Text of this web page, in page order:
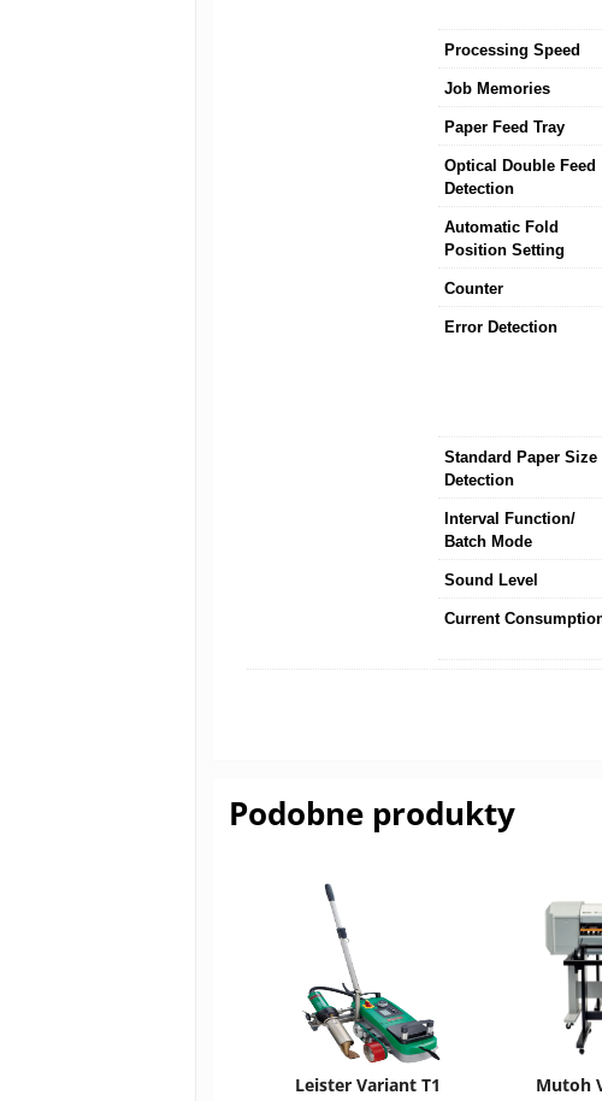
Processing Speed
Job Memories
Paper Feed Tray
Optical Double Feed
Detection
Automatic Fold
Position Setting
Counter
Error Detection
Standard Paper Size
Detection
Interval Function/
Batch Mode
Sound Level
Current
Podobne produkty
Leister Variant T1 Mutoh